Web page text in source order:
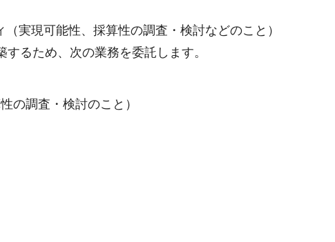
実現可能性、採算性の調査・検討などのこと）
るため、次の業務を委託します。
の調査・検討のこと）